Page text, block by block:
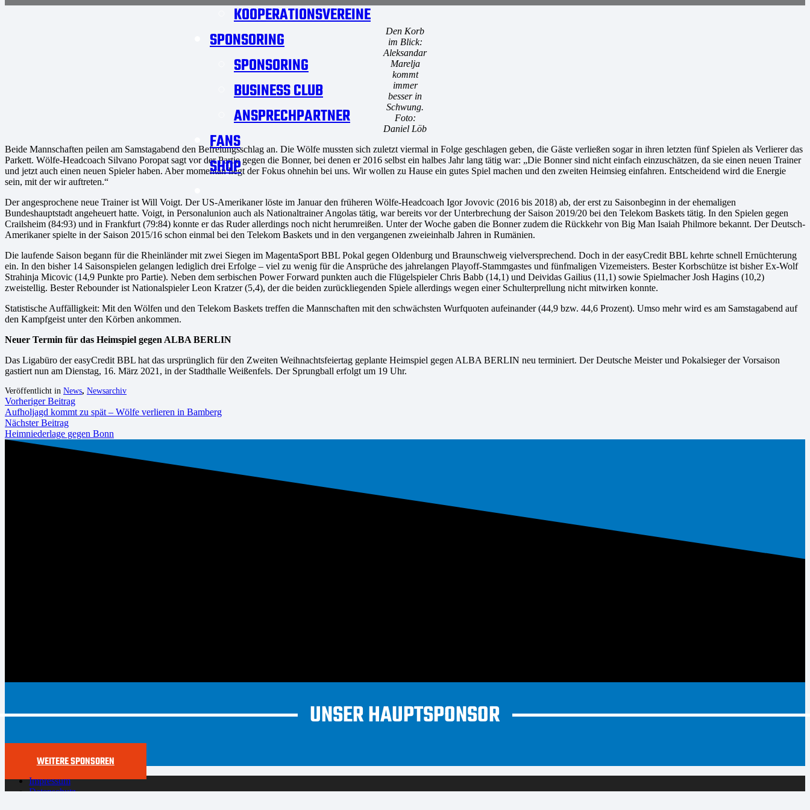
KOOPERATIONSVEREINE
SPONSORING
SPONSORING
BUSINESS CLUB
ANSPRECHPARTNER
FANS
SHOP
Den Korb
im Blick:
Aleksandar
Marelja
kommt
immer
besser in
Schwung.
Foto:
Daniel Löb
Beide Mannschaften peilen am Samstagabend den Befreiungsschlag an. Die Wölfe mussten sich zuletzt viermal in Folge geschlagen geben, die Gäste verließen sogar in ihren letzten fünf Spielen als Verlierer das
Parkett. Wölfe-Headcoach Silvano Poropat sagt vor der Partie gegen die Bonner, bei denen er 2016 selbst ein halbes Jahr lang tätig war: „Die Bonner sind nicht einfach einzuschätzen, da sie einen neuen Trainer
und jetzt auch einen neuen Spieler haben. Aber momentan liegt der Fokus ohnehin bei uns. Wir wollen zu Hause ein gutes Spiel machen und den zweiten Heimsieg einfahren. Entscheidend wird die Energie
sein, mit der wir auftreten.“
Der angesprochene neue Trainer ist Will Voigt. Der US-Amerikaner löste im Januar den früheren Wölfe-Headcoach Igor Jovovic (2016 bis 2018) ab, der erst zu Saisonbeginn in der ehemaligen
Bundeshauptstadt angeheuert hatte. Voigt, in Personalunion auch als Nationaltrainer Angolas tätig, war bereits vor der Unterbrechung der Saison 2019/20 bei den Telekom Baskets tätig. In den Spielen gegen
Crailsheim (84:93) und in Frankfurt (79:84) konnte er das Ruder allerdings noch nicht herumreißen. Unter der Woche gaben die Bonner zudem die Rückkehr von Big Man Isaiah Philmore bekannt. Der Deutsch-
Amerikaner spielte in der Saison 2015/16 schon einmal bei den Telekom Baskets und in den vergangenen zweieinhalb Jahren in Rumänien.
Die laufende Saison begann für die Rheinländer mit zwei Siegen im MagentaSport BBL Pokal gegen Oldenburg und Braunschweig vielversprechend. Doch in der easyCredit BBL kehrte schnell Ernüchterung
ein. In den bisher 14 Saisonspielen gelangen lediglich drei Erfolge – viel zu wenig für die Ansprüche des jahrelangen Playoff-Stammgastes und fünfmaligen Vizemeisters. Bester Korbschütze ist bisher Ex-Wolf
Strahinja Micovic (14,9 Punkte pro Partie). Neben dem serbischen Power Forward punkten auch die Flügelspieler Chris Babb (14,1) und Deividas Gailius (11,1) sowie Spielmacher Josh Hagins (10,2)
zweistellig. Bester Rebounder ist Nationalspieler Leon Kratzer (5,4), der die beiden zurückliegenden Spiele allerdings wegen einer Schulterprellung nicht mitwirken konnte.
Statistische Auffälligkeit: Mit den Wölfen und den Telekom Baskets treffen die Mannschaften mit den schwächsten Wurfquoten aufeinander (44,9 bzw. 44,6 Prozent). Umso mehr wird es am Samstagabend auf
den Kampfgeist unter den Körben ankommen.
Neuer Termin für das Heimspiel gegen ALBA BERLIN
Das Ligabüro der easyCredit BBL hat das ursprünglich für den Zweiten Weihnachtsfeiertag geplante Heimspiel gegen ALBA BERLIN neu terminiert. Der Deutsche Meister und Pokalsieger der Vorsaison
gastiert nun am Dienstag, 16. März 2021, in der Stadthalle Weißenfels. Der Sprungball erfolgt um 19 Uhr.
Veröffentlicht in News, Newsarchiv
Vorheriger Beitrag
Aufholjagd kommt zu spät – Wölfe verlieren in Bamberg
Nächster Beitrag
Heimniederlage gegen Bonn
UNSER HAUPTSPONSOR
WEITERE SPONSOREN
Impressum
Datenschutz